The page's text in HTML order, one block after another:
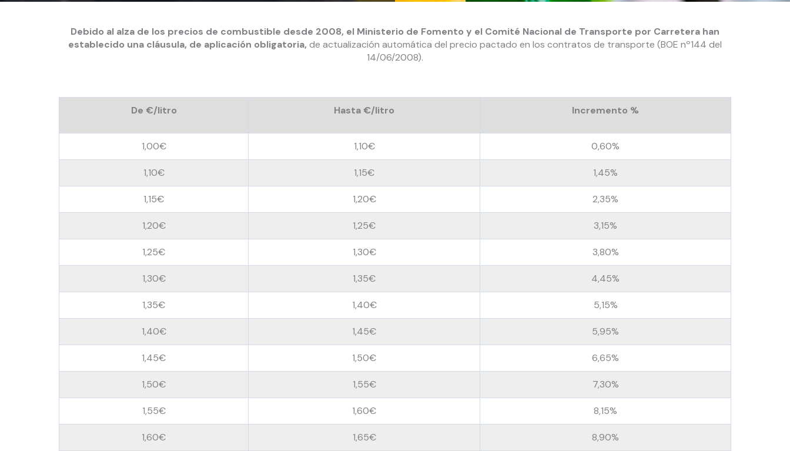
Debido al alza de los precios de combustible desde 2008, el Ministerio de Fomento y el Comité Nacional de Transporte por Carretera han
establecido una cláusula, de aplicación obligatoria, de actualización automática del precio pactado en los contratos de transporte (BOE nº144 del
14/06/2008).
De €/litro Hasta €/litro Incremento %
1,00€ 1,10€ 0,60%
1,10€ 1,15€ 1,45%
1,15€ 1,20€ 2,35%
1,20€ 1,25€ 3,15%
1,25€ 1,30€ 3,80%
1,30€ 1,35€ 4,45%
1,35€ 1,40€ 5,15%
1,40€ 1,45€ 5,95%
1,45€ 1,50€ 6,65%
1,50€ 1,55€ 7,30%
1,55€ 1,60€ 8,15%
1,60€ 1,65€ 8,90%